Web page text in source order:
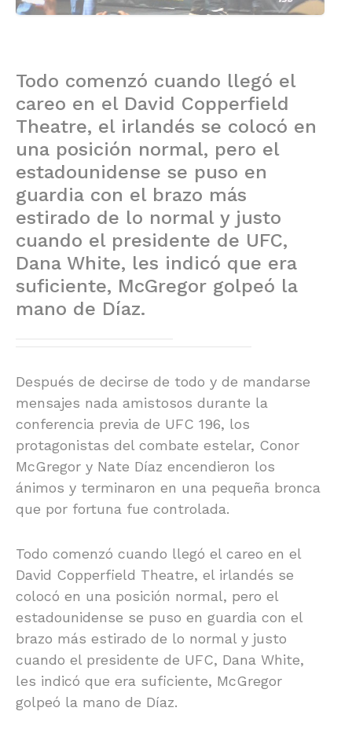
Todo comenzó cuando llegó el
careo en el David Copperfield
Theatre, el irlandés se colocó en
una posición normal, pero el
estadounidense se puso en
guardia con el brazo más
estirado de lo normal y justo
cuando el presidente de UFC,
Dana White, les indicó que era
suficiente, McGregor golpeó la
mano de Díaz.
Después de decirse de todo y de mandarse
mensajes nada amistosos durante la
conferencia previa de UFC 196, los
protagonistas del combate estelar, Conor
McGregor y Nate Díaz encendieron los
ánimos y terminaron en una pequeña bronca
que por fortuna fue controlada.
Todo comenzó cuando llegó el careo en el
David Copperfield Theatre, el irlandés se
colocó en una posición normal, pero el
estadounidense se puso en guardia con el
brazo más estirado de lo normal y justo
cuando el presidente de UFC, Dana White,
les indicó que era suficiente, McGregor
golpeó la mano de Díaz.